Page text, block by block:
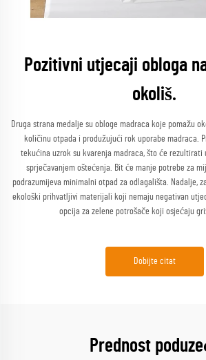
Pozitivni utjecaji obloga
okoliš.
Druga strana medalje su obloge madraca koje pomažu
količinu otpada i produžujući rok uporabe madraca.
tekućina uzrok su kvarenja madraca, što će rezultirati
sprječavanjem oštećenja. Bit će manje potrebe za
podrazumijeva minimalni otpad za odlagališta. Nadalje,
ekološki prihvatljivi materijali koji nemaju negativan
opcija za zelene potrošače koji osjećaju
Dobijte citat
Prednost